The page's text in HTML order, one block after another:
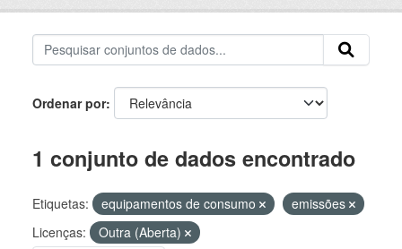
Ordenar por
1 conjunto de dados encontrado
Etiquetas: equipamentos de consumo
emissões
Licenças:
Outra (Aberta)